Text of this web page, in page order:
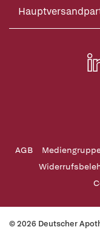
AGB
© 2026 Deutscher